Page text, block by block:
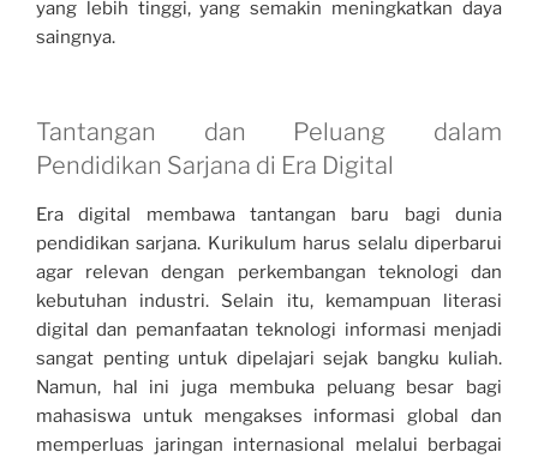
yang lebih tinggi, yang semakin meningkatkan daya
saingnya.
Tantangan dan Peluang dalam
Pendidikan Sarjana di Era Digital
Era digital membawa tantangan baru bagi dunia
pendidikan sarjana. Kurikulum harus selalu diperbarui
agar relevan dengan perkembangan teknologi dan
kebutuhan industri. Selain itu, kemampuan literasi
digital dan pemanfaatan teknologi informasi menjadi
sangat penting untuk dipelajari sejak bangku kuliah.
Namun, hal ini juga membuka peluang besar bagi
mahasiswa untuk mengakses informasi global dan
memperluas jaringan internasional melalui berbagai